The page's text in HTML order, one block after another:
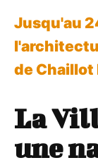
Jusqu'au
de Chaillot
La
une